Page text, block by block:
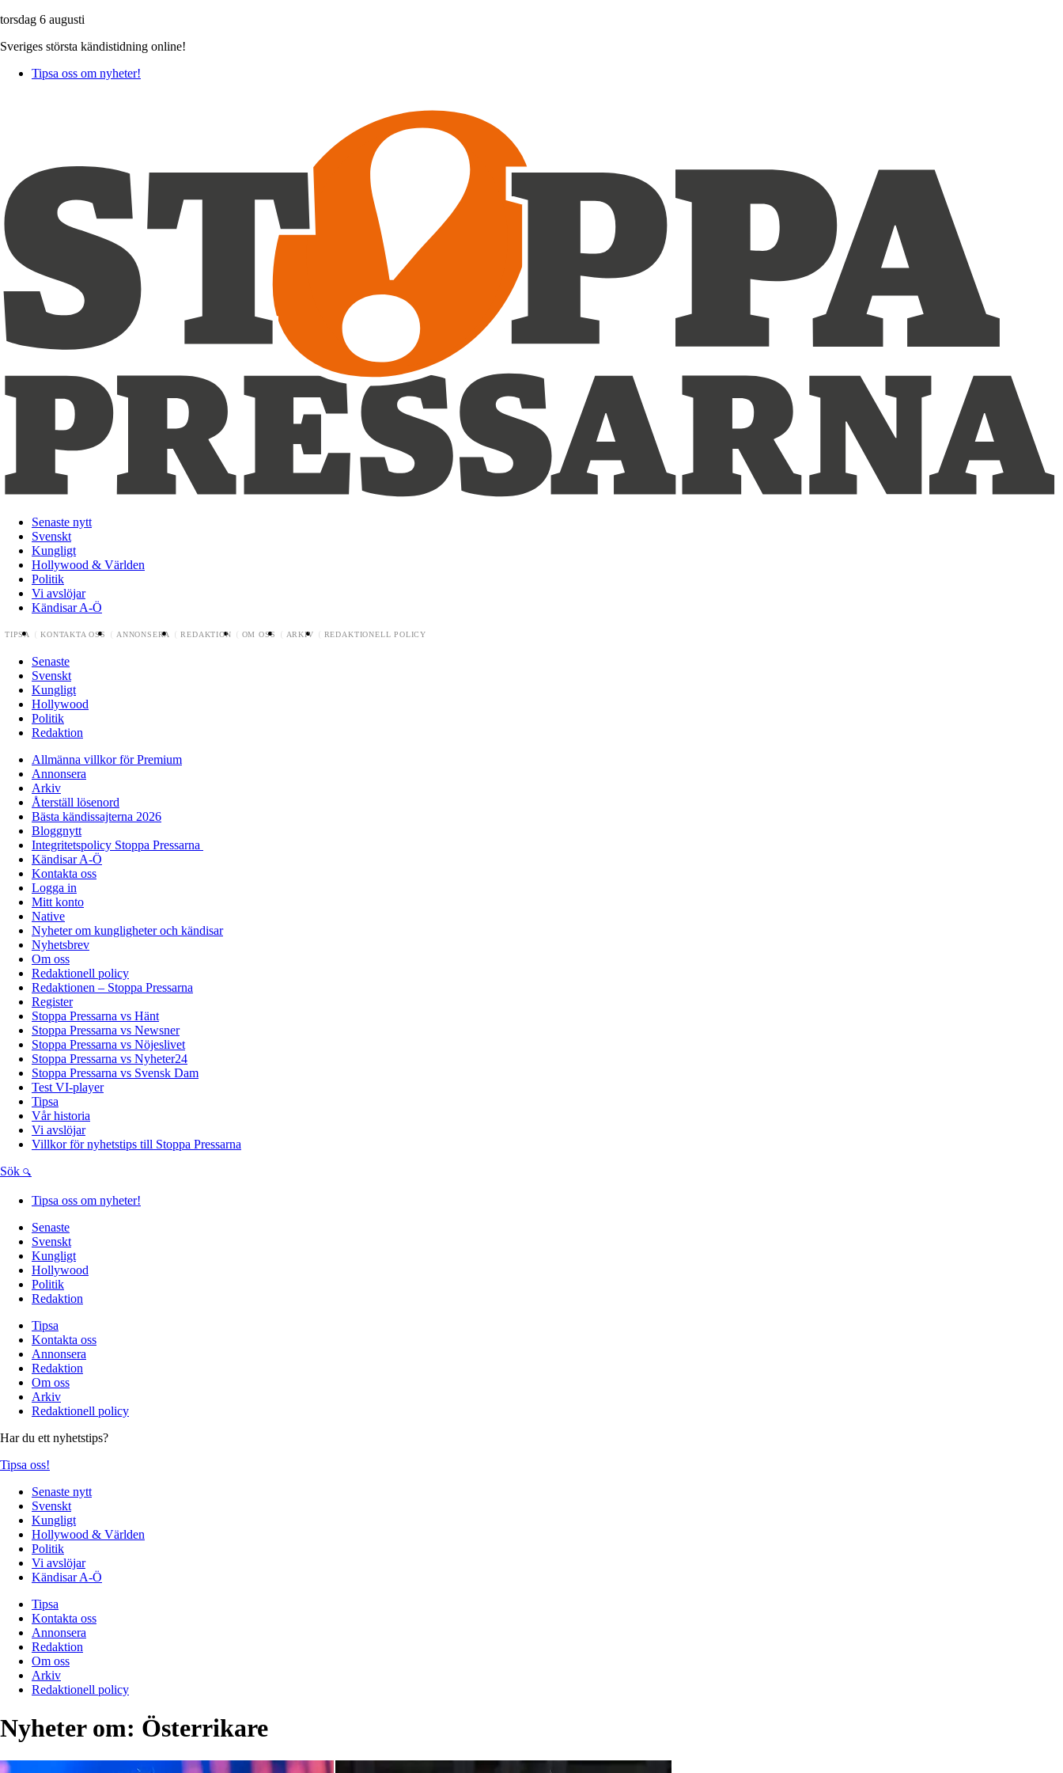
torsdag 6 augusti
Sveriges största kändistidning online!
Tipsa oss om nyheter!
Senaste nytt
Svenskt
Kungligt
Hollywood & Världen
Politik
Vi avslöjar
Kändisar A-Ö
TIPSA KONTAKTA OSS ANNONSERA REDAKTION OM OSS ARKIV REDAKTIONELL POLICY
Senaste
Svenskt
Kungligt
Hollywood
Politik
Redaktion
Allmänna villkor för Premium
Annonsera
Arkiv
Återställ lösenord
Bästa kändissajterna 2026
Bloggnytt
Integritetspolicy Stoppa Pressarna
Kändisar A-Ö
Kontakta oss
Logga in
Mitt konto
Native
Nyheter om kungligheter och kändisar
Nyhetsbrev
Om oss
Redaktionell policy
Redaktionen – Stoppa Pressarna
Register
Stoppa Pressarna vs Hänt
Stoppa Pressarna vs Newsner
Stoppa Pressarna vs Nöjeslivet
Stoppa Pressarna vs Nyheter24
Stoppa Pressarna vs Svensk Dam
Test VI-player
Tipsa
Vår historia
Vi avslöjar
Villkor för nyhetstips till Stoppa Pressarna
Sök
Tipsa oss om nyheter!
Senaste
Svenskt
Kungligt
Hollywood
Politik
Redaktion
Tipsa
Kontakta oss
Annonsera
Redaktion
Om oss
Arkiv
Redaktionell policy
Har du ett nyhetstips?
Tipsa oss!
Senaste nytt
Svenskt
Kungligt
Hollywood & Världen
Politik
Vi avslöjar
Kändisar A-Ö
Tipsa
Kontakta oss
Annonsera
Redaktion
Om oss
Arkiv
Redaktionell policy
Nyheter om: Österrikare